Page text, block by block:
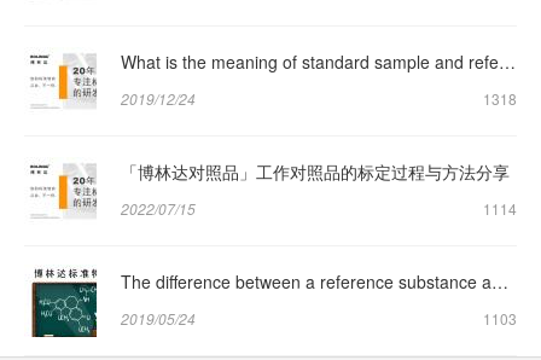
What is the meaning of standard sample and reference sample respectively?
2019/12/24 1318
「博林达对照品」工作对照品的标定过程与方法分享
2022/07/15 1114
The difference between a reference substance and a reference substance
2019/05/24 1103